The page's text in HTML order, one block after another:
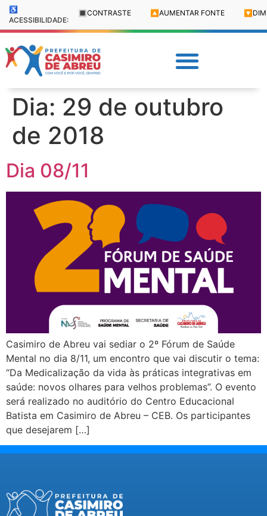
♿
ACESSIBILIDADE:
🔳 CONTRASTE 🔼 AUMENTAR FONTE 🔽
Dia: 29 de outubro
de 2018
Dia 08/11
Casimiro de Abreu vai sediar o 2º Fórum de Saúde
Mental no dia 8/11, um encontro que vai discutir o tema:
“Da Medicalização da vida às práticas integrativas em
saúde: novos olhares para velhos problemas”. O evento
será realizado no auditório do Centro Educacional
Batista em Casimiro de Abreu – CEB. Os participantes
que desejarem […]